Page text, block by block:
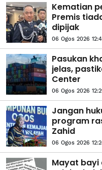
Kematian
Premis
dipijak
06 Ogos 2026
Pasukan
jelas,
Center
06 Ogos 2026
Jangan
program
Zahid
06 Ogos 2026
Mayat bayi